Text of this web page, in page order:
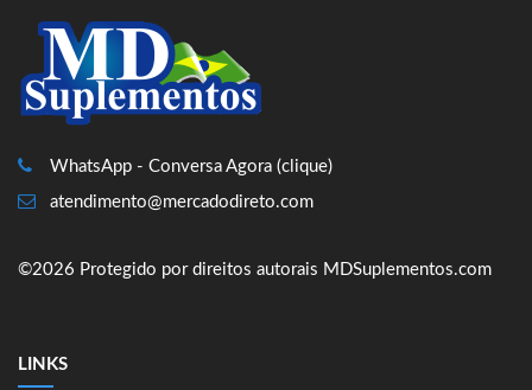
WhatsApp - Conversa Agora (clique)
atendimento@mercadodireto.com
©2026 Protegido por direitos autorais MDSuplementos.com
LINKS